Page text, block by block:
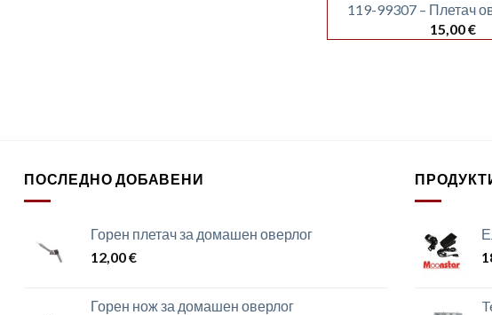
119-99307 – Плетач
15,00€
ПОСЛЕДНО ДОБАВЕНИ
Горен плетач за домашен оверлог
12,00€
Горен нож за домашен оверлог